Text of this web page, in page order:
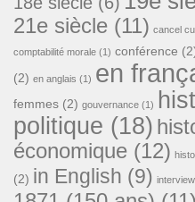
21e siècle (11) cancel
comptabilité morale (1) conférence
(2) en anglais (1) en
femmes (2) gouvernance (1)
politique (18)
économique (12)
(2) in English (9)